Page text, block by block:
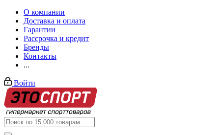
О компании
Доставка и оплата
Гарантии
Рассрочка и кредит
Бренды
Контакты
...
Войти